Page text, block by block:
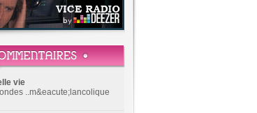
vie
..m&eacute;lancolique